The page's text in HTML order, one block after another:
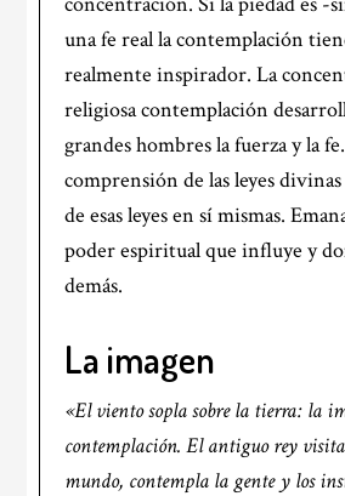
una fe real la contemplación
realmente inspirador. La
religiosa contemplación
grandes hombres la fuerza y la
comprensión de las leyes
de esas leyes en sí mismas.
poder espiritual que influye y
demás.
La imagen
«El viento sopla sobre la tierra: la
contemplación. El antiguo rey
mundo, contempla la gente y los